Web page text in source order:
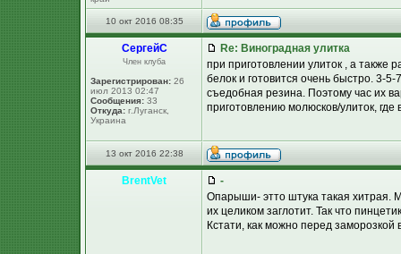
10 окт 2016 08:35
СергейC
Член клуба
Зарегистрирован: 26
июл 2013 02:47
Сообщения: 33
Откуда: г.Луганск,
Украина
Re: Виноградная улитка
при приготовлении улиток , а также
белок и готовится очень быстро. 3-
съедобная резина. Поэтому час их
приготовлению молюсков/улиток,
13 окт 2016 22:38
BrentVet
-
Опарыши- этто штука такая хитрая.
их целиком заглотит. Так что
Кстати, как можно перед